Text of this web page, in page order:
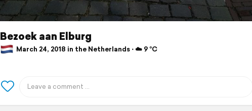
Bezoek aan Elburg
March 24, 2018 in the Netherlands ⋅ ☁️ 9 °C